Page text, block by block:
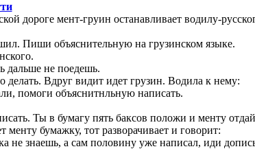
дороге мент-груин останавливает водилу-
Пиши объяснительную на грузинском языке.
дальше не поедешь.
делать. Вдруг видит идет грузин. Водила к нему:
помоги объяснитнльную написать.
Ты в бумагу пять баксов положи и менту
менту бумажку, тот разворачивает и говорит:
не знаешь, а сам половину уже написал, иди